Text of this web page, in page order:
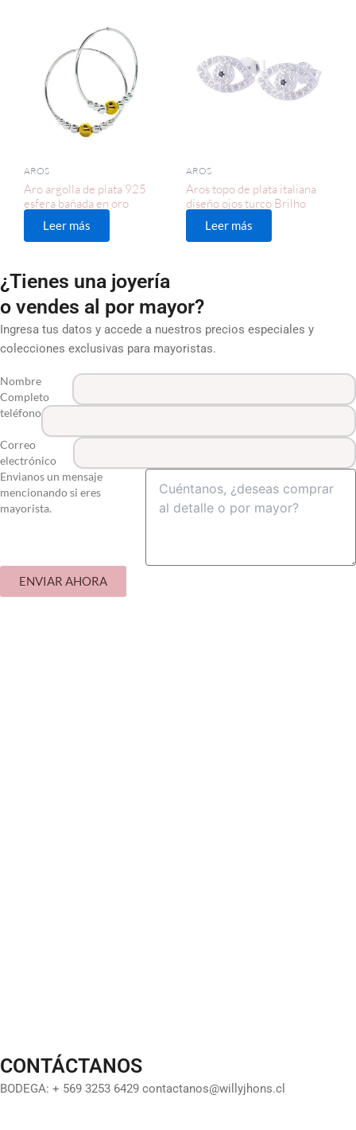
AROS
Aro argolla de plata 925
esfera bañada en oro
Leer más
AROS
Aros topo de plata italiana
diseño ojos turco Brilho
Leer más
¿Tienes una joyería
o vendes al por mayor?
Ingresa tus datos y accede a nuestros precios especiales y
colecciones exclusivas para mayoristas.
Nombre
Completo
teléfono
Correo
electrónico
Envianos un mensaje
mencionando si eres
mayorista.
ENVIAR AHORA
CONTÁCTANOS
BODEGA: + 569 3253 6429 contactanos@willyjhons.cl